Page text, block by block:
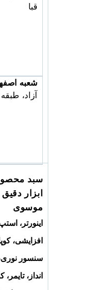
قبا
شعبه
سبد
ابزار
موسوی
افزایشی،
سنسور
انداز،